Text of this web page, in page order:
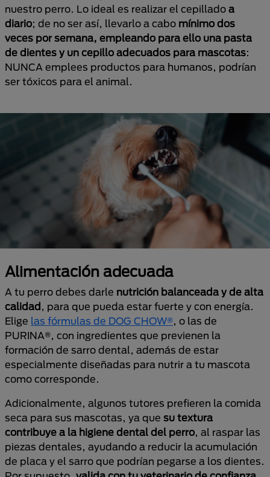
nuestro perro. Lo ideal es realizar el cepillado a
diario; de no ser así, llevarlo a cabo mínimo dos
veces por semana, empleando para ello una pasta
de dientes y un cepillo adecuados para mascotas:
NUNCA emplees productos para humanos, podrían
ser tóxicos para el animal.
Alimentación adecuada
A tu perro debes darle nutrición balanceada y de alta
calidad, para que pueda estar fuerte y con energía.
Elige las fórmulas de DOG CHOW®, o las de
PURINA®, con ingredientes que previenen la
formación de sarro dental, además de estar
especialmente diseñadas para nutrir a tu mascota
como corresponde.
Adicionalmente, algunos tutores prefieren la comida
seca para sus mascotas, ya que su textura
contribuye a la higiene dental del perro, al raspar las
piezas dentales, ayudando a reducir la acumulación
de placa y el sarro que podrían pegarse a los dientes.